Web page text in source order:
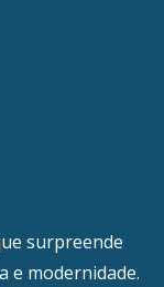
surpreende
e modernidade.